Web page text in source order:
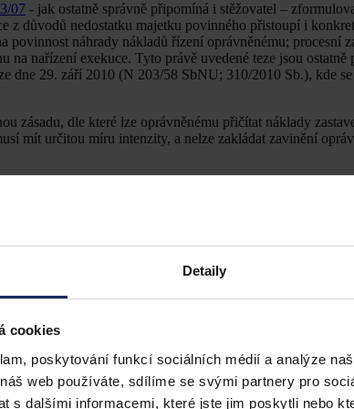
Detaily
cookies
poskytování funkcí sociálních médií a analýze
web používáte, sdílíme se svými partnery pro
s dalšími informacemi, které jste jim poskytli nebo
07 - jak ostatně správně připomíná i stěžovatel –
důvodů nedostatku majetku povinného přistoupí i
náhrady nákladů řízení oprávněnému; procesní
nařízení exekuce. Tyto právě uvedené teze jsou ostatně
ze dne 29. září 2010 (N 203/58 SbNU; 310/2010 Sb.), kde
zásadu, dle které lze oprávněnému přičítat náklady
mít určitou míru intenzity, a nelze zakládat zavinění
nálezu sp. zn.
nákladů exekučního řízení oprávněnému v případě
při podání návrhu na nařízení exekuce procesní
exekuce zjevně nelze dosáhnout úspěchu. Jedná se
oprávněného hradit náklady exekuce odvislá od
č. 286/2021 Sb. zavinění oprávněného zakládající
oprávněného dle ustálené judikatury Ústavního
zastavení podle
uvedené novelizaci stát ex lege. Zavinění oprávněného
kdy bylo zřejmé, že cestou exekuce nedosáhne